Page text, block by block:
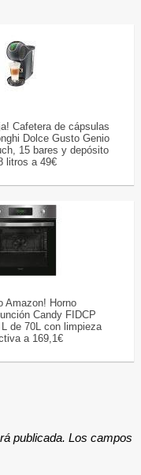
Cafetera de cápsulas
Dolce Gusto Genio
15 bares y depósito
litros a 49€
Amazon! Horno
Candy FIDCP
de 70L con limpieza
a 169,1€
publicada. Los campos